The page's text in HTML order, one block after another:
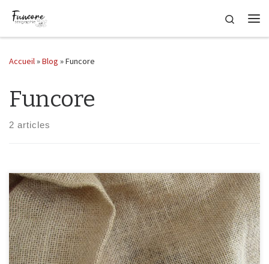
Passer au contenu
Search
Accueil»Blog »Funcore
Funcore
2 articles
Hello tout savoir sur l'article